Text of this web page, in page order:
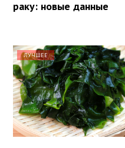
раку: новые данные
ЛУЧШЕЕ